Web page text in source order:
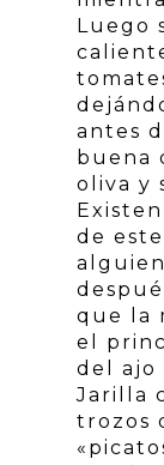
Luego
antes
buena
oliva y
de
que la
el
del ajo
Jarilla
trozos